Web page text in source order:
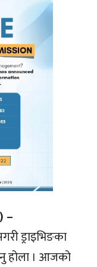
–
ड्राइभिङका
होला । आजको